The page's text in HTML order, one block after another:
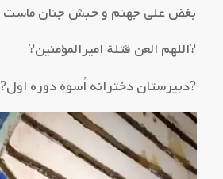
بغض علی جهنم و حبش جنان ماست
?اللهم العن قتلة امیرالمؤمنین?
?دبیرستان دخترانه اُسوه دوره اول?